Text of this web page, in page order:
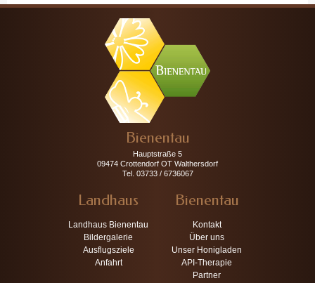
Bienentau
Hauptstraße 5
09474 Crottendorf OT Walthersdorf
Tel. 03733 / 6736067
Landhaus
Landhaus Bienentau
Bildergalerie
Ausflugsziele
Anfahrt
Bienentau
Kontakt
Über uns
Unser Honigladen
API-Therapie
Partner